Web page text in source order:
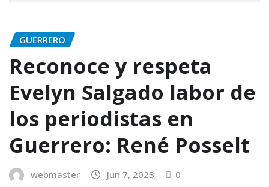
GUERRERO
Reconoce y respeta
Evelyn Salgado labor de
los periodistas en
Guerrero: René Posselt
webmaster Jun 7, 2023 0